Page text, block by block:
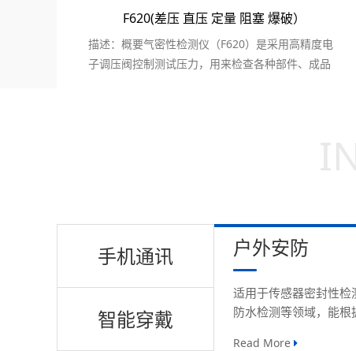
F620(差压 直压 定量 阻塞 爆破）
描述：概要气密性检测仪（F620）是采用高精度电
子调压阀控制测试压力，用来检查各种部件、成品
手机通讯
智能穿戴
户外安防
适用于传感器密封性
防水检测等领域，能根
Read More